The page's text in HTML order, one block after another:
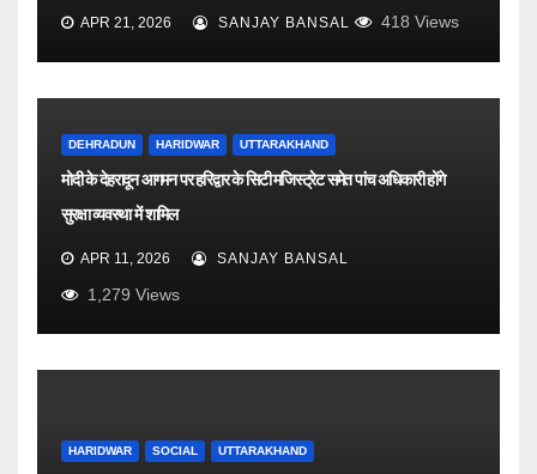
APR 21, 2026 SANJAY BANSAL 418 Views
DEHRADUN HARIDWAR UTTARAKHAND
मोदी के देहरादून आगमन पर हरिद्वार के सिटी मजिस्ट्रेट समेत पांच अधिकारी होंगे
सुरक्षा व्यवस्था में शामिल
APR 11, 2026 SANJAY BANSAL
1,279 Views
HARIDWAR SOCIAL UTTARAKHAND